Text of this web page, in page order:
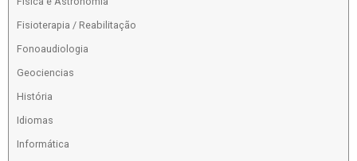
Fisioterapia / Reabilitação
Fonoaudiologia
Geociencias
História
Idiomas
Informática